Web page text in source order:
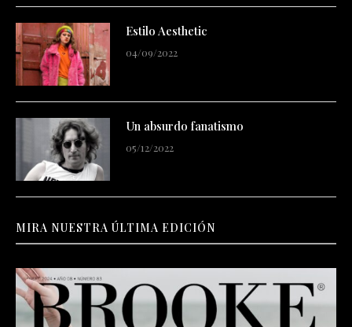
Estilo Aesthetic
04/09/2022
Un absurdo fanatismo
05/12/2022
MIRA NUESTRA ÚLTIMA EDICIÓN